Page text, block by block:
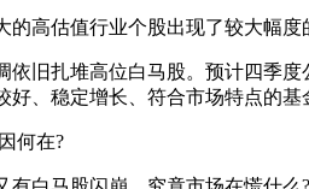
估值行业个股出现了较大幅度
扎堆高位白马股。预计四季度
、稳定增长、符合市场特点的基
何在?